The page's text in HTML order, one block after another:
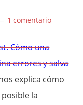
1 comentario
Cómo una
errores y salva
explica cómo
posible la